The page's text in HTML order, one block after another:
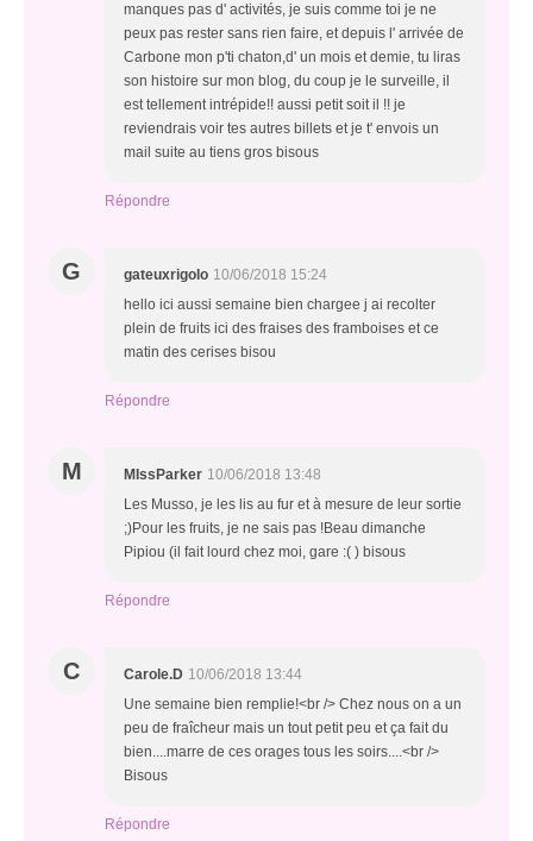
manques pas d' activités, je suis comme toi je ne
peux pas rester sans rien faire, et depuis l' arrivée de
Carbone mon p'ti chaton,d' un mois et demie, tu liras
son histoire sur mon blog, du coup je le surveille, il
est tellement intrépide!! aussi petit soit il !! je
reviendrais voir tes autres billets et je t' envois un
mail suite au tiens gros bisous
Répondre
G gateuxrigolo 10/06/2018 15:24
hello ici aussi semaine bien chargee j ai recolter
plein de fruits ici des fraises des framboises et ce
matin des cerises bisou
Répondre
M MIssParker 10/06/2018 13:48
Les Musso, je les lis au fur et à mesure de leur sortie
;)Pour les fruits, je ne sais pas !Beau dimanche
Pipiou (il fait lourd chez moi, gare :( ) bisous
Répondre
C Carole.D 10/06/2018 13:44
Une semaine bien remplie!<br /> Chez nous on a un
peu de fraîcheur mais un tout petit peu et ça fait du
bien....marre de ces orages tous les soirs....<br />
Bisous
Répondre